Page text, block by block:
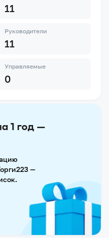
11
Руководители
11
Управляемые
0
1 год —
—